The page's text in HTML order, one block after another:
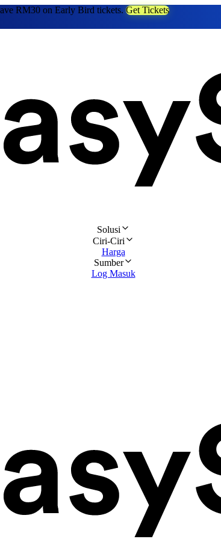
RM30 on Early Bird tickets. Get Tickets
Solusi
Ciri-Ciri
Harga
Sumber
Log Masuk